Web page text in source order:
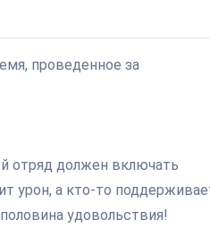
проведенное за
отряд должен включать
урон, а кто-то
удовольствия!